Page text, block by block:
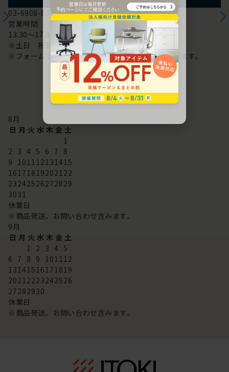
03-6908-8370
営業時間
13:30～17:00
※土日 祝日は休み
※フォームでのお問い合わせは24時間対応しております。
配送・お問い合わせ営業日
8月
日 月 火 水 木 金 土
1
2 3 4 5 6 7 8
9 101112131415
16171819202122
23242526272829
3031
休業日
※商品発送、お問い合わせ含みます。
9月
日 月 火 水 木 金 土
1 2 3 4 5
6 7 8 9 101112
13141516171819
20212223242526
27282930
休業日
※商品発送、お問い合わせ含みます。